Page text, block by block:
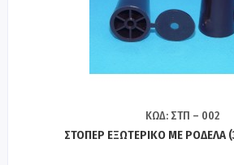
ΚΩΔ: ΣΤΠ – 002
ΣΤΟΠΕΡ ΕΞΩΤΕΡΙΚΟ ΜΕ ΡΟΔΕΛΑ